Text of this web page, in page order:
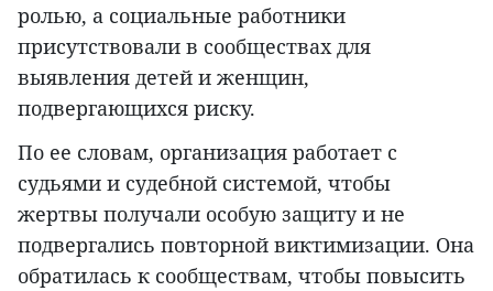
ролью, а социальные работники
присутствовали в сообществах для
выявления детей и женщин,
подвергающихся риску.
По ее словам, организация работает с
судьями и судебной системой, чтобы
жертвы получали особую защиту и не
подвергались повторной виктимизации. Она
обратилась к сообществам, чтобы повысить